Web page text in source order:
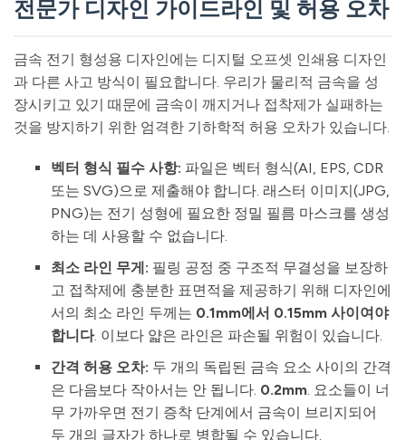
전문가 디자인 가이드라인 및 허용 오차
금속 전기 형성용 디자인에는 디지털 오프셋 인쇄용 디자인
과 다른 사고 방식이 필요합니다. 우리가 물리적 금속을 성
장시키고 있기 때문에 금속이 깨지거나 접착제가 실패하는
것을 방지하기 위한 엄격한 기하학적 허용 오차가 있습니다.
벡터 형식 필수 사항: 파일은 벡터 형식(AI, EPS, CDR
또는 SVG)으로 제출해야 합니다. 래스터 이미지(JPG,
PNG)는 전기 성형에 필요한 정밀 필름 마스크를 생성
하는 데 사용할 수 없습니다.
최소 라인 무게: 필링 공정 중 구조적 무결성을 보장하
고 접착제에 충분한 표면적을 제공하기 위해 디자인에
서의 최소 라인 두께는 0.1mm에서 0.15mm 사이여야
합니다. 이보다 얇은 라인은 파손될 위험이 있습니다.
간격 허용 오차: 두 개의 독립된 금속 요소 사이의 간격
은 다음보다 작아서는 안 됩니다. 0.2mm. 요소들이 너
무 가까우면 전기 증착 단계에서 금속이 브리지되어
두 개의 글자가 하나로 병합될 수 있습니다.